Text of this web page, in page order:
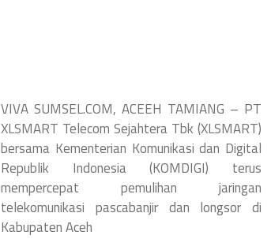
VIVA SUMSEL.COM, ACEEH TAMIANG – PT
XLSMART Telecom Sejahtera Tbk (XLSMART)
bersama Kementerian Komunikasi dan Digital
Republik Indonesia (KOMDIGI) terus
mempercepat pemulihan jaringan
telekomunikasi pascabanjir dan longsor di
Kabupaten Aceh